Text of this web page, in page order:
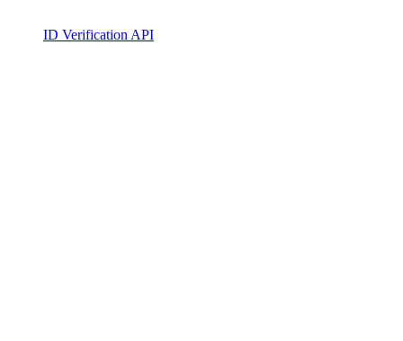
ID Verification API